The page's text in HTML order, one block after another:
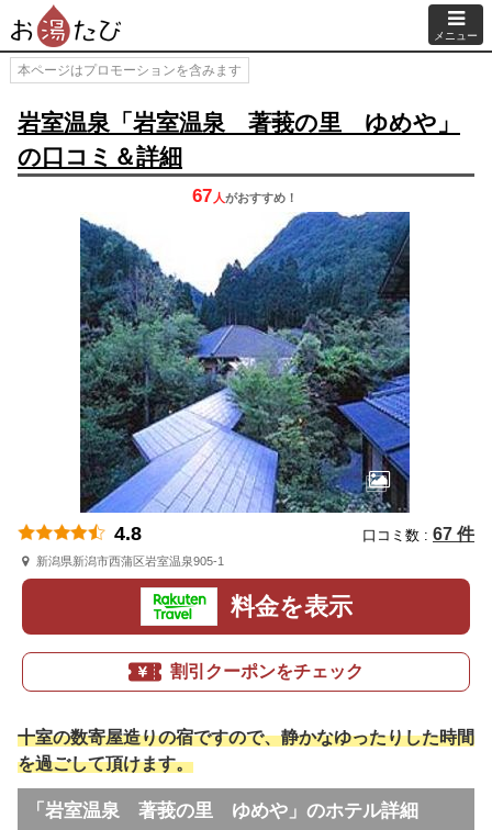
メニュー
本ページはプロモーションを含みます
岩室温泉「岩室温泉 著莪の里 ゆめや」
の口コミ＆詳細
67 人がおすすめ！
4.8 口コミ数 : 67 件
新潟県新潟市西蒲区岩室温泉905-1
料金を表示
割引クーポンをチェック
十室の数寄屋造りの宿ですので、静かなゆったりした時間
を過ごして頂けます。
「岩室温泉 著莪の里 ゆめや」のホテル詳細